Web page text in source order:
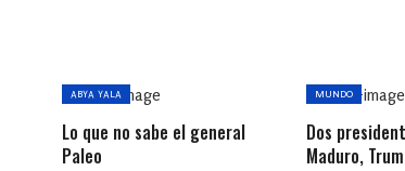
ABYA YALA
Lo que no sabe el general
Paleo
MUNDO
Dos
Maduro,